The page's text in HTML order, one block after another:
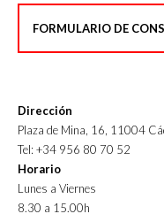
FORMULARIO DE
Dirección
Plaza de Mina, 16, 11004
Tel: +34 956 80 70 52
Horario
Lunes a Viernes
8.30 a 15.00h